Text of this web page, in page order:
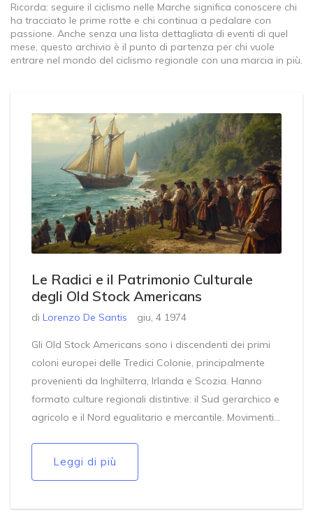
Ricorda: seguire il ciclismo nelle Marche significa conoscere chi
ha tracciato le prime rotte e chi continua a pedalare con
passione. Anche senza una lista dettagliata di eventi di quel
mese, questo archivio è il punto di partenza per chi vuole
entrare nel mondo del ciclismo regionale con una marcia in più.
Le Radici e il Patrimonio Culturale
degli Old Stock Americans
di Lorenzo De Santis giu, 4 1974
Gli Old Stock Americans sono i discendenti dei primi
coloni europei delle Tredici Colonie, principalmente
provenienti da Inghilterra, Irlanda e Scozia. Hanno
formato culture regionali distintive: il Sud gerarchico e
agricolo e il Nord egualitario e mercantile. Movimenti
Leggi di più